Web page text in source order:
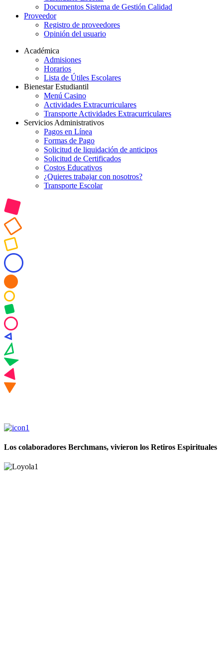
Documentos Sistema de Gestión Calidad
Proveedor
Registro de proveedores
Opinión del usuario
Académica
Admisiones
Horarios
Lista de Útiles Escolares
Bienestar Estudiantil
Menú Casino
Actividades Extracurriculares
Transporte Actividades Extracurriculares
Servicios Administrativos
Pagos en Línea
Formas de Pago
Solicitud de liquidación de anticipos
Solicitud de Certificados
Costos Educativos
¿Quieres trabajar con nosotros?
Transporte Escolar
Los colaboradores Berchmans, vivieron los Retiros Espirituales